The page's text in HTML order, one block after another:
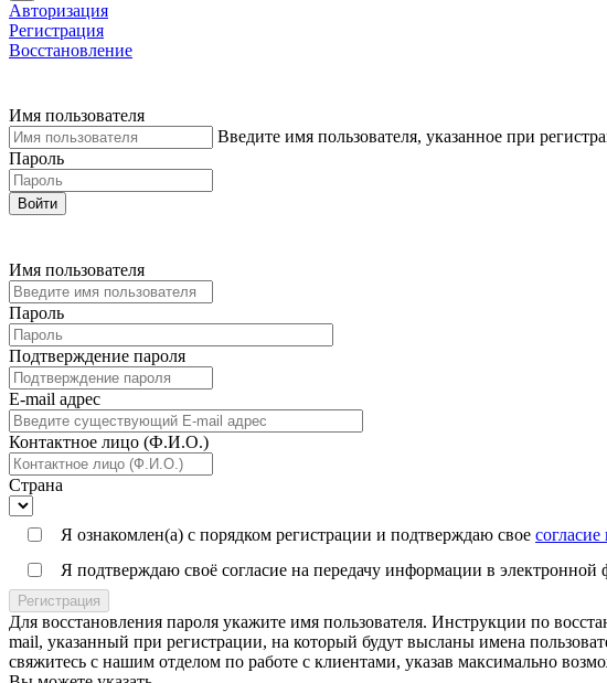
Авторизация
Регистрация
Восстановление
Имя пользователя
Введите имя пользователя, указанное при
Пароль
Войти
Имя пользователя
Пароль
Подтверждение пароля
E-mail адреc
Контактное лицо (Ф.И.О.)
Страна
Я ознакомлен(а) с порядком регистрации и подтверждаю свое
Я подтверждаю своё согласие на передачу информации в
Регистрация
Для восстановления пароля укажите имя пользователя. Инструкции по
mail, указанный при регистрации, на который будут высланы имена
свяжитесь с нашим отделом по работе с клиентами, указав максимально